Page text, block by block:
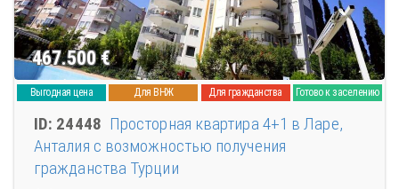
467.500€
Выгодная цена Для ВНЖ Для гражданства Готово к заселению
ID: 24448 Просторная квартира 4+1 в Ларе,
Анталия с возможностью получения
гражданства Турции